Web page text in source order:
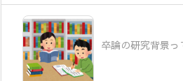
卒論の研究背景っ